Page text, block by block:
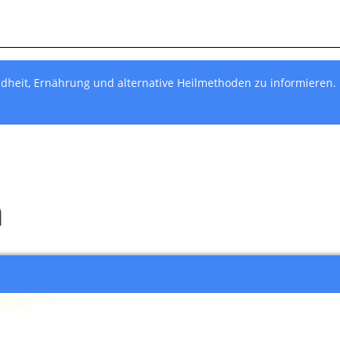
Ernährung und alternative Heilmethoden zu informieren.